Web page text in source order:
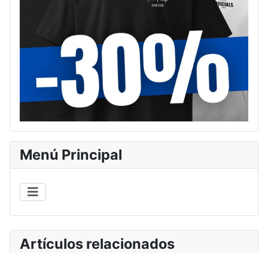
Menú Principal
Artículos relacionados